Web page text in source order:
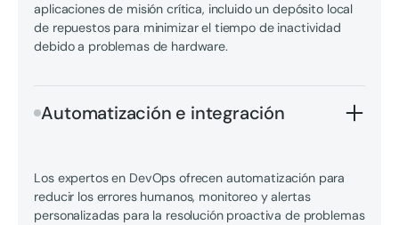
aplicaciones de misión crítica, incluido un depósito local
de repuestos para minimizar el tiempo de inactividad
debido a problemas de hardware.
Automatización e integración
Los expertos en DevOps ofrecen automatización para
reducir los errores humanos, monitoreo y alertas
personalizadas para la resolución proactiva de problemas